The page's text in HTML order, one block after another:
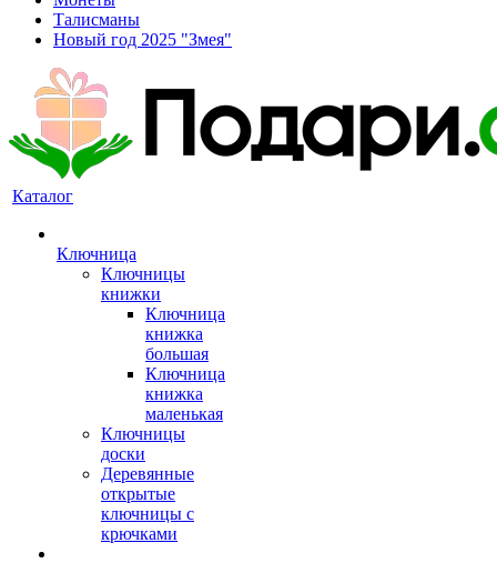
Талисманы
Новый год 2025 "Змея"
Каталог
Ключница
Ключницы
книжки
Ключница
книжка
большая
Ключница
книжка
маленькая
Ключницы
доски
Деревянные
открытые
ключницы с
крючками